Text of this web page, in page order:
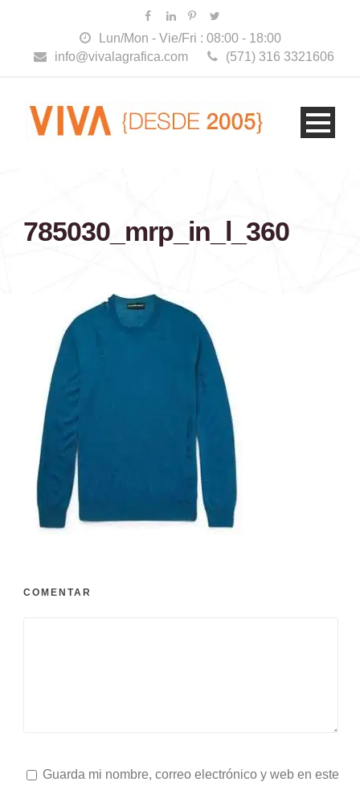
Lun/Mon - Vie/Fri : 08:00 - 18:00
info@vivalagrafica.com
(571) 316 3321606
785030_mrp_in_l_360
COMENTAR
Guarda mi nombre, correo electrónico y web en este